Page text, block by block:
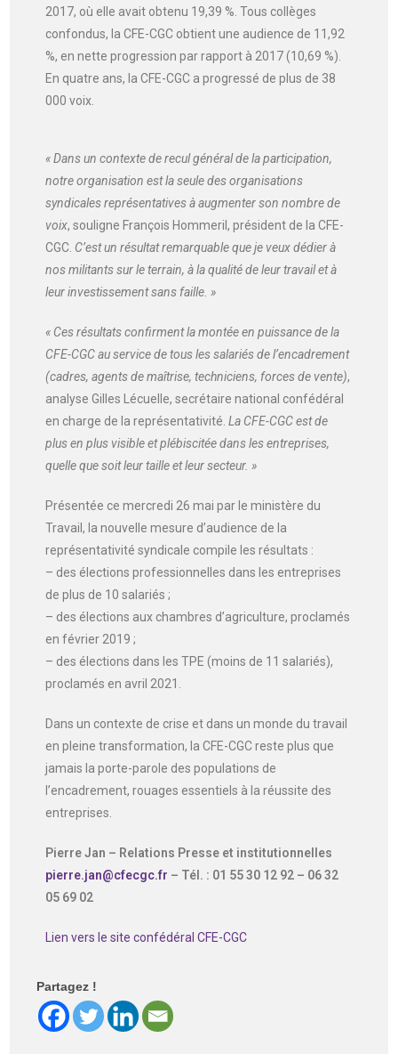
2017, où elle avait obtenu 19,39 %. Tous collèges
confondus, la CFE-CGC obtient une audience de 11,92
%, en nette progression par rapport à 2017 (10,69 %).
En quatre ans, la CFE-CGC a progressé de plus de 38
000 voix.
« Dans un contexte de recul général de la participation,
notre organisation est la seule des organisations
syndicales représentatives à augmenter son nombre de
voix, souligne François Hommeril, président de la CFE-
CGC. C’est un résultat remarquable que je veux dédier à
nos militants sur le terrain, à la qualité de leur travail et à
leur investissement sans faille. »
« Ces résultats confirment la montée en puissance de la
CFE-CGC au service de tous les salariés de l’encadrement
(cadres, agents de maîtrise, techniciens, forces de vente),
analyse Gilles Lécuelle, secrétaire national confédéral
en charge de la représentativité.La CFE-CGC est de
plus en plus visible et plébiscitée dans les entreprises,
quelle que soit leur taille et leur secteur. »
Présentée ce mercredi 26 mai par le ministère du
Travail, la nouvelle mesure d’audience de la
représentativité syndicale compile les résultats :
– des élections professionnelles dans les entreprises
de plus de 10 salariés ;
– des élections aux chambres d’agriculture, proclamés
en février 2019 ;
– des élections dans les TPE (moins de 11 salariés),
proclamés en avril 2021.
Dans un contexte de crise et dans un monde du travail
en pleine transformation, la CFE-CGC reste plus que
jamais la porte-parole des populations de
l’encadrement, rouages essentiels à la réussite des
entreprises.
Pierre Jan – Relations Presse et institutionnelles
pierre.jan@cfecgc.fr – Tél. : 01 55 30 12 92 – 06 32
05 69 02
Lien vers le site confédéral CFE-CGC
Partagez !